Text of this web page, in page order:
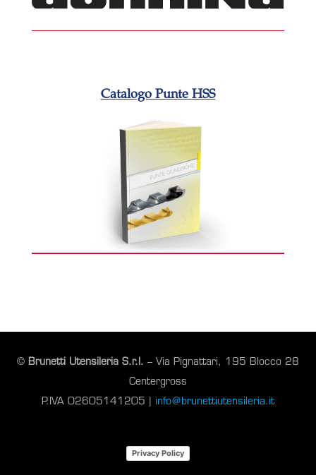
Catalogo Punte HSS
© Brunetti Utensileria S.r.l. – Via Pignattari, 195 Blocco 28
Centergross
P.IVA 02605141205 | info@brunettiutensileria.it
Privacy Policy